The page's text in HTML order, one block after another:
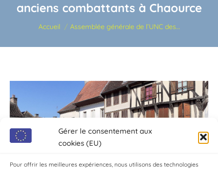
Gérer le consentement aux
cookies (EU)
Pour offrir les meilleures expériences, nous utilisons des technologies
anciens combattants à Chaource
Vous êtes ici :
Accueil Assemblée générale de l’UNC des…